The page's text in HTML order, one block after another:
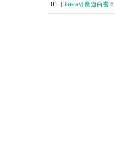
01. [Blu-ray] 幽遊白書 6